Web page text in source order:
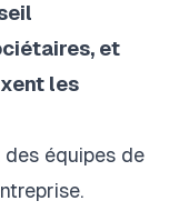
et
les
équipes de